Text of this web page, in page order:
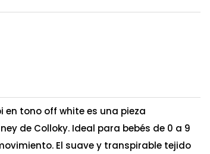
en tono off white es una pieza
de Colloky. Ideal para bebés de 0 a 9
El suave y transpirable tejido